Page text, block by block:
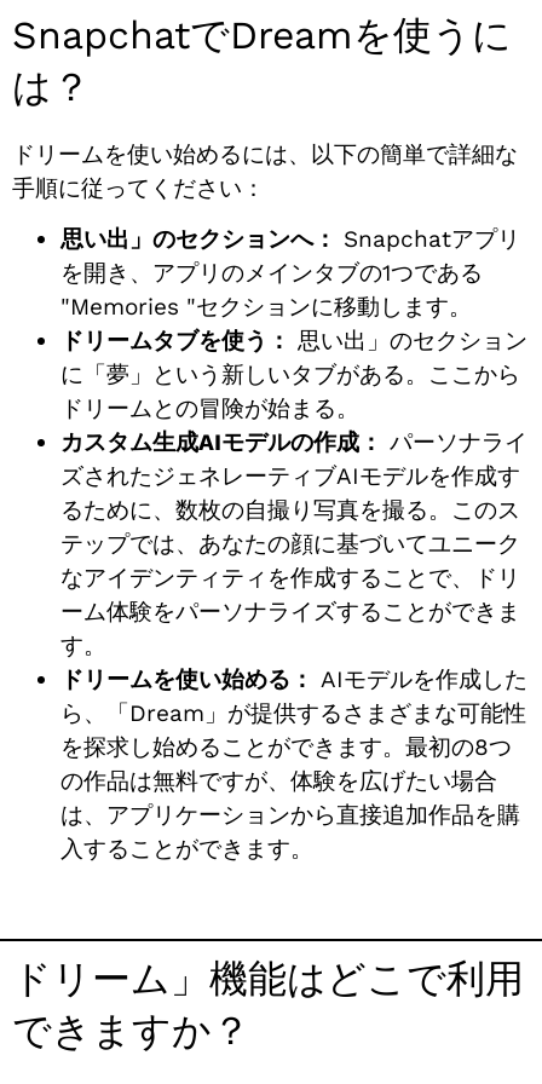
SnapchatでDreamを使うに
は？
ドリームを使い始めるには、以下の簡単で詳細な
手順に従ってください：
思い出」のセクションへ：
Snapchatアプリ
を開き、アプリのメインタブの1つである
"Memories "セクションに移動します。
ドリームタブを使う： 思い出」のセクション
に「夢」という新しいタブがある。ここから
ドリームとの冒険が始まる。
カスタム生成AIモデルの作成： パーソナライ
ズされたジェネレーティブAIモデルを作成す
るために、数枚の自撮り写真を撮る。このス
テップでは、あなたの顔に基づいてユニーク
なアイデンティティを作成することで、ドリ
ーム体験をパーソナライズすることができま
す。
ドリームを使い始める： AIモデルを作成した
ら、「Dream」が提供するさまざまな可能性
を探求し始めることができます。最初の8つ
の作品は無料ですが、体験を広げたい場合
は、アプリケーションから直接追加作品を購
入することができます。
ドリーム」機能はどこで利用
できますか？